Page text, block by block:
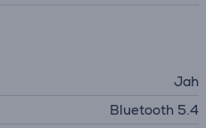
Jah
Bluetooth 5.4